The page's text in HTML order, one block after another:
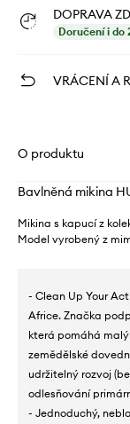
DOPRAVA
Doručení i do
VRÁCENÍ A
O produktu
Bavlněná mikina
Mikina s kapucí z
Model vyrobený z
- Clean Up Your
Africe. Značka
která pomáhá
zemědělské
udržitelný rozvoj
odlesňování
- Jednoduchý,